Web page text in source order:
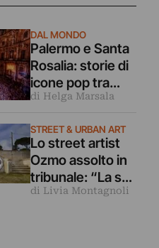
DAL MONDO
Palermo e Santa
Rosalia: storie di
icone pop tra
sacro e profano.
ai murales
di Helga Marsala
STREET & URBAN ART
Lo street artist
Ozmo assolto in
tribunale: “La sua
opera non è
di Livia Montagnoli